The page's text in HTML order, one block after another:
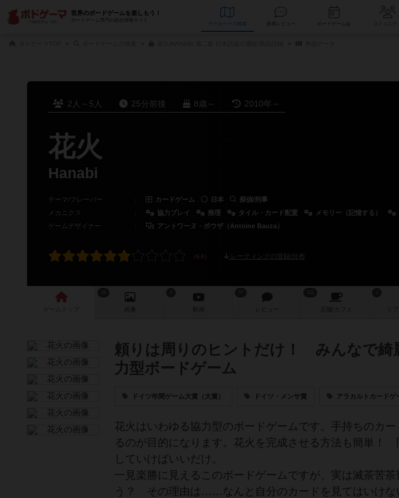
世界のボードゲームを楽しもう！
ボードゲーム専門の総合情報サイト
データベース
2人～5人 25分前後 8歳～ 2010年～
花火
Hanabi
テーマ/フレーバー ： カードゲーム 日本
探偵/刑事
メカニクス
： 協力プレイ 推理 タイル・カード配置 メモリー（記憶する）
ゲームデザイナー
： アントワーヌ・ボウザ（Antoine Bauza）
レーティングの登録/分布
ゲーム 画像 レビュー 店舗/ カフェ
頼りは周りのヒントだけ！ みんなで綺
力型ボードゲーム
ドイツ年間ゲーム大賞（大賞） ドイツ・メンサ賞 アラカルトカードゲ
花火はいわゆる協力型のボードゲームです。手持ちのカ
るのが目的になります。花火を完成させる方法も簡単！
していけばいいだけ。
一見楽勝に見えるこのボードゲームですが、実は滅茶苦
う？ その理由は……なんと自分のカードを見てはいけな